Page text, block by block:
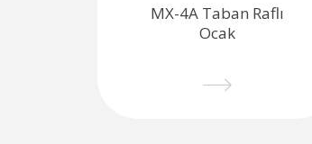
MX-4A Taban Raflı
Ocak